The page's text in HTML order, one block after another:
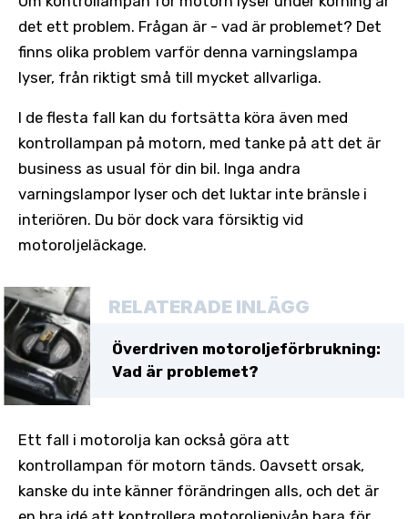
det ett problem. Frågan är - vad är problemet? Det
finns olika problem varför denna varningslampa
lyser, från riktigt små till mycket allvarliga.
I de flesta fall kan du fortsätta köra även med
kontrollampan på motorn, med tanke på att det är
business as usual för din bil. Inga andra
varningslampor lyser och det luktar inte bränsle i
interiören. Du bör dock vara försiktig vid
motoroljeläckage.
RELATERADE INLÄGG
Överdriven motoroljeförbrukning:
Vad är problemet?
Ett fall i motorolja kan också göra att
kontrollampan för motorn tänds. Oavsett orsak,
kanske du inte känner förändringen alls, och det är